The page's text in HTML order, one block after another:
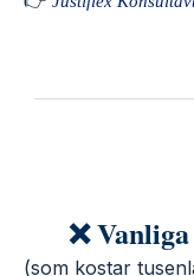
❌
(som kostar